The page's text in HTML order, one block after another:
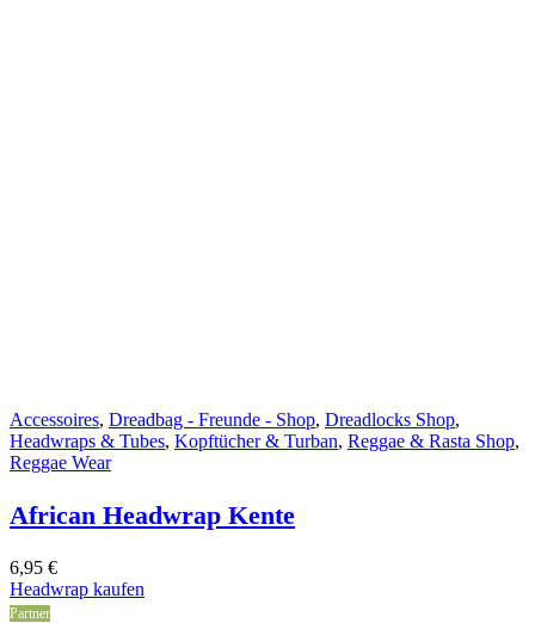
Accessoires, Dreadbag - Freunde - Shop, Dreadlocks Shop,
Headwraps & Tubes, Kopftücher & Turban, Reggae & Rasta Shop,
Reggae Wear
African Headwrap Kente
6,95 €
Headwrap kaufen
Partner